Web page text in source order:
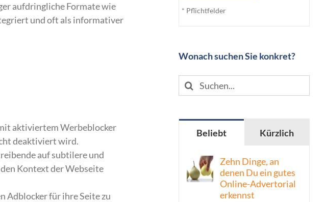
aufdringliche Formate wie
und oft als informativer
aktiviertem Werbeblocker
deaktiviert wird.
auf subtilere und
Kontext der Webseite
Adblocker für ihre Seite zu
* Pflichtfelder
Wonach suchen Sie konkret?
Suche
nach:
Beliebt Kürzlich
Zehn Dinge, an
denen Du ein gutes
Online-Advertorial
erkennst